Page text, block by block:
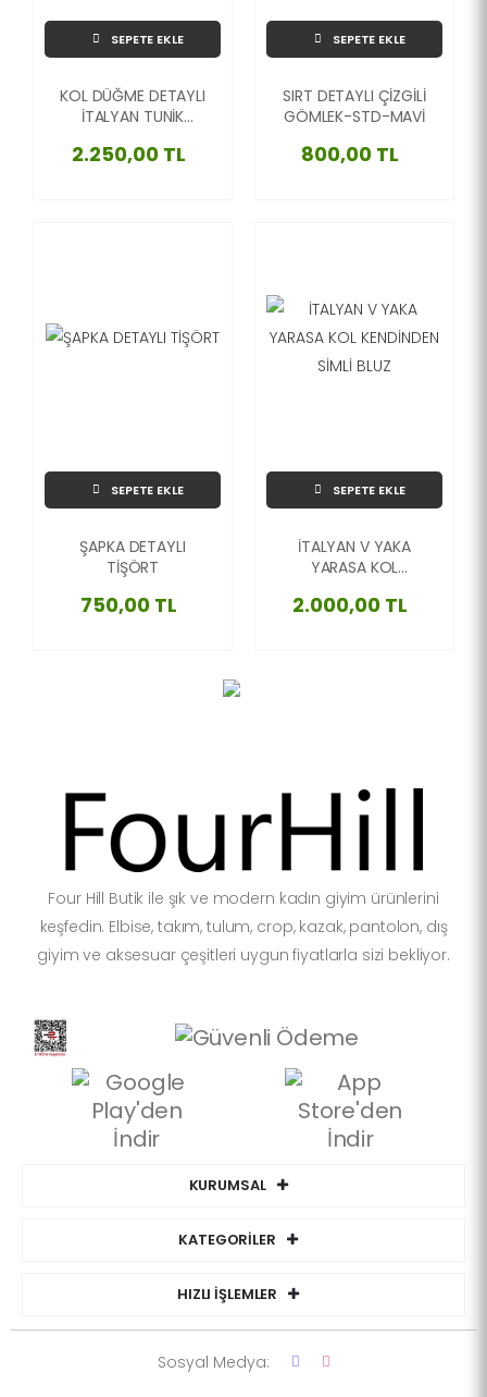
SEPETE EKLE
KOL DÜĞME DETAYLI
İTALYAN TUNİK
2.250,00 TL
SEPETE EKLE
SIRT DETAYLI ÇİZGİLİ
GÖMLEK-STD-MAVİ
800,00 TL
SEPETE EKLE
ŞAPKA DETAYLI
TİŞÖRT
750,00 TL
SEPETE EKLE
İTALYAN V YAKA
YARASA KOL
2.000,00 TL
Four Hill Butik ile şık ve modern kadın giyim ürünlerini
keşfedin. Elbise, takım, tulum, crop, kazak, pantolon, dış
giyim ve aksesuar çeşitleri uygun fiyatlarla sizi bekliyor.
KURUMSAL
KATEGORİLER
HIZLI İŞLEMLER
Sosyal Medya: